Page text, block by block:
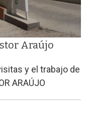
Araújo
y el trabajo de
ARAÚJO